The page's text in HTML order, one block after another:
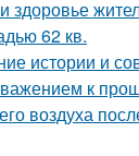
62 кв.
истории и
к
воздуха